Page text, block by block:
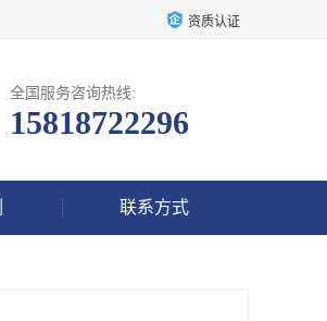
资质认证
全国服务咨询热线:
15818722296
联系方式